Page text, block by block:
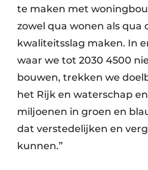
te maken met
zowel qua wonen als
kwaliteitsslag maken. In
waar we tot 2030 4500
bouwen, trekken we
het Rijk en waterschap
miljoenen in groen en
dat verstedelijken en
kunnen.”